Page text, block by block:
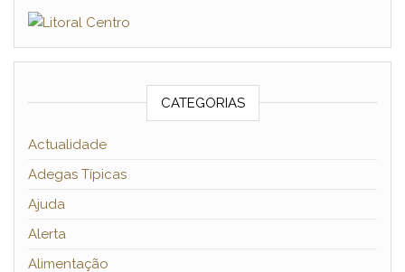
CATEGORIAS
Actualidade
Adegas Típicas
Ajuda
Alerta
Alimentação